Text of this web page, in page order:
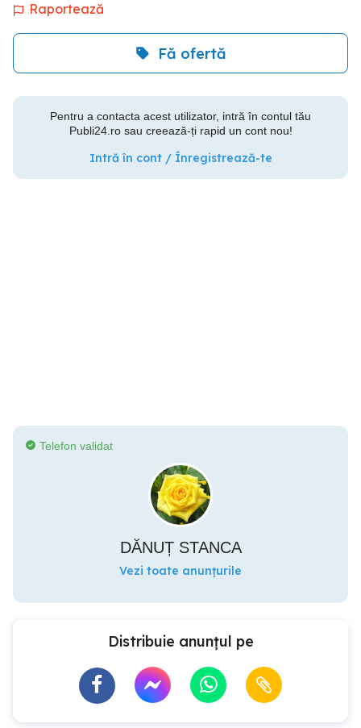
Raportează
Fă ofertă
Pentru a contacta acest utilizator, intră în contul tău
Publi24.ro sau creează-ți rapid un cont nou!
Intră în cont / Înregistrează-te
Telefon validat
DĂNUȚ STANCA
Vezi toate anunțurile
Distribuie anunțul pe